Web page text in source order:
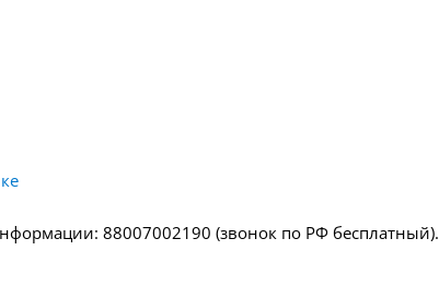
88007002190 (звонок по РФ бесплатный).